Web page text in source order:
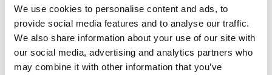
We use cookies to personalise content and ads, to
provide social media features and to analyse our traffic.
We also share information about your use of our site with
our social media, advertising and analytics partners who
may combine it with other information that you’ve